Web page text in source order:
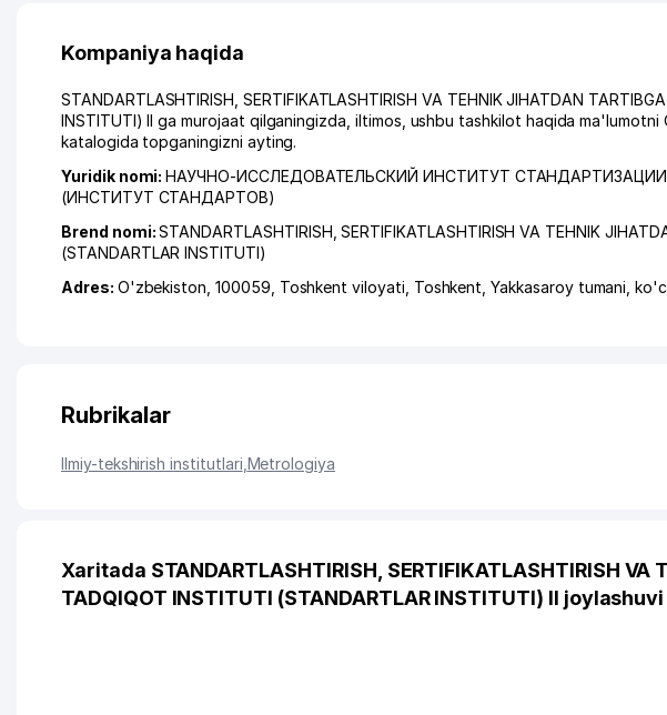
Kompaniya haqida
STANDARTLASHTIRISH, SERTIFIKATLASHTIRISH VA TEHNIK JIHATDAN
INSTITUTI) II ga murojaat qilganingizda, iltimos, ushbu tashkilot haqida
katalogida topganingizni ayting.
Yuridik nomi:НАУЧНО-ИССЛЕДОВАТЕЛЬСКИЙ ИНСТИТУТ
(ИНСТИТУТ СТАНДАРТОВ)
Brend nomi:STANDARTLASHTIRISH, SERTIFIKATLASHTIRISH VA TEHNIK
(STANDARTLAR INSTITUTI)
Adres: O'zbekiston, 100059, Toshkent viloyati Toshkent ,Yakkasaroy tumani ,
Rubrikalar
Ilmiy-tekshirish institutlari Metrologiya
Xaritada STANDARTLASHTIRISH, SERTIFIKATLASHTIRISH VA
TADQIQOT INSTITUTI (STANDARTLAR INSTITUTI) II joylashuvi